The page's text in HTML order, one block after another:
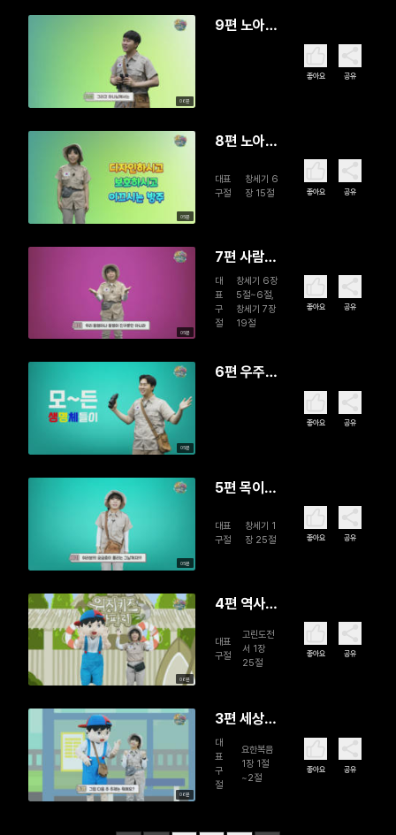
06분
9편 노아의
좋아요 공유
05분
8편 노아의
말 안전했
대표
구절
창세기 6
장 15절
좋아요 공유
05분
7편 사람은
왜, 처음부
터 하나님
을 믿도록
않았나요?
대
표
구
절
창세기 6장
5절~6절,
창세기 7장
19절
좋아요 공유
05분
6편 우주에
좋아요 공유
05분
5편 목이
어떻게 물
대표
구절
창세기 1
장 25절
좋아요 공유
06분
4편 역사과
게 이해해
야 하나요?
대표
구절
고린도전
서 1장
25절
좋아요 공유
06분
3편 세상의
시작은 어
떻게 알 수
있나요?
대
표
구
절
요한복음
1장 1절
~2절
좋아요 공유